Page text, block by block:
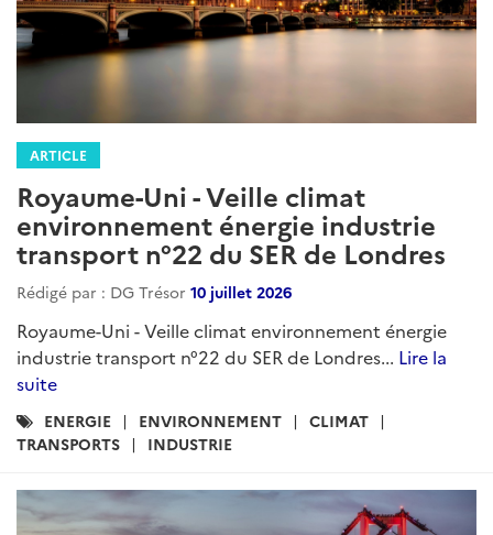
ARTICLE
Royaume-Uni - Veille climat
environnement énergie industrie
transport n°22 du SER de Londres
Rédigé par : DG Trésor 10 juillet 2026
Royaume-Uni - Veille climat environnement énergie
industrie transport n°22 du SER de Londres... Lire la
suite
Catégories
:
ENERGIE ENVIRONNEMENT
CLIMAT
TRANSPORTS
INDUSTRIE